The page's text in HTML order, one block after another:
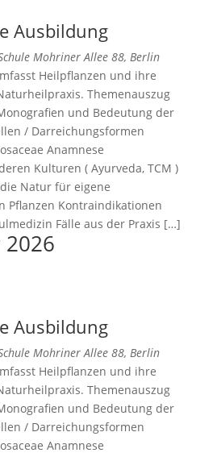
Ausbildung
Mohriner Allee 88, Berlin
Heilpflanzen und ihre
Themenauszug
und Bedeutung der
/ Darreichungsformen
Anamnese
Kulturen ( Ayurveda, TCM )
Natur für eigene
Pflanzen Kontraindikationen
Fälle aus der Praxis […]
Ausbildung
Mohriner Allee 88, Berlin
Heilpflanzen und ihre
Themenauszug
und Bedeutung der
/ Darreichungsformen
Anamnese